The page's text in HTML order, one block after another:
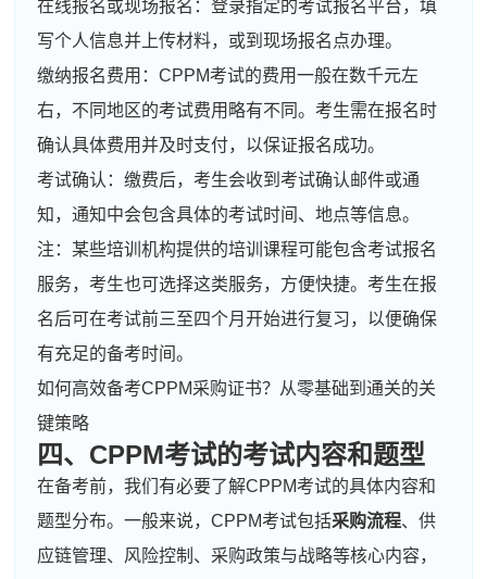
在线报名或现场报名：登录指定的考试报名平台，填
写个人信息并上传材料，或到现场报名点办理。
缴纳报名费用：CPPM考试的费用一般在数千元左
右，不同地区的考试费用略有不同。考生需在报名时
确认具体费用并及时支付，以保证报名成功。
考试确认：缴费后，考生会收到考试确认邮件或通
知，通知中会包含具体的考试时间、地点等信息。
注：某些培训机构提供的培训课程可能包含考试报名
服务，考生也可选择这类服务，方便快捷。考生在报
名后可在考试前三至四个月开始进行复习，以便确保
有充足的备考时间。
如何高效备考CPPM采购证书？从零基础到通关的关
键策略
四、CPPM考试的考试内容和题型
在备考前，我们有必要了解CPPM考试的具体内容和
题型分布。一般来说，CPPM考试包括采购流程、供
应链管理、风险控制、采购政策与战略等核心内容，